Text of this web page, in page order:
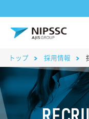
トップ 採用情報